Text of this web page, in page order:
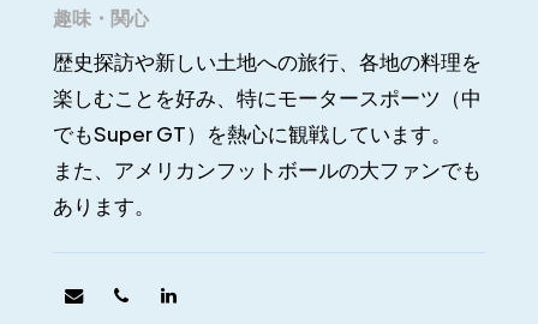
趣味・関心
歴史探訪や新しい土地への旅行、各地の料理を
楽しむことを好み、特にモータースポーツ（中
でもSuper GT）を熱心に観戦しています。
また、アメリカンフットボールの大ファンでも
あります。